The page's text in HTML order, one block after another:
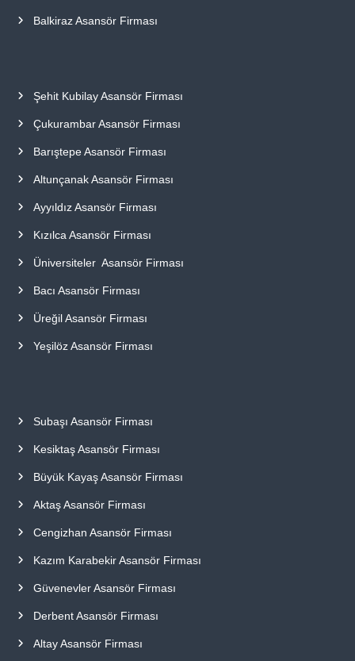
Balkiraz Asansör Firması
Şehit Kubilay Asansör Firması
Çukurambar Asansör Firması
Barıştepe Asansör Firması
Altunçanak Asansör Firması
Ayyıldız Asansör Firması
Kızılca Asansör Firması
Üniversiteler Asansör Firması
Bacı Asansör Firması
Üreğil Asansör Firması
Yeşilöz Asansör Firması
Subaşı Asansör Firması
Kesiktaş Asansör Firması
Büyük Kayaş Asansör Firması
Aktaş Asansör Firması
Cengizhan Asansör Firması
Kazım Karabekir Asansör Firması
Güvenevler Asansör Firması
Derbent Asansör Firması
Altay Asansör Firması